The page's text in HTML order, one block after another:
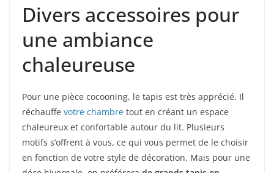
Divers accessoires pour
une ambiance
chaleureuse
Pour une pièce cocooning, le tapis est très apprécié. Il
réchauffe votre chambre tout en créant un espace
chaleureux et confortable autour du lit. Plusieurs
motifs s’offrent à vous, ce qui vous permet de le choisir
en fonction de votre style de décoration. Mais pour une